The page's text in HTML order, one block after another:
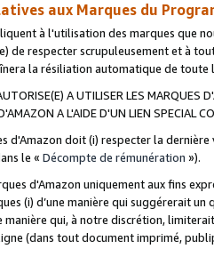
aux Marques du
à l'utilisation des marques que
de respecter scrupuleusement et à
la résiliation automatique de
A UTILISER LES MARQUES
A L'AIDE D'UN LIEN SPECIAL
d'Amazon doit (i) respecter la
le « Décompte de rémunération »).
d'Amazon uniquement aux fins
(i) d’une manière qui suggérerait
manière qui, à notre discrétion,
(dans tout document imprimé,